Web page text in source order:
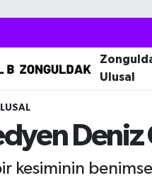
Ulusal
Deniz
kesiminin
Haritası